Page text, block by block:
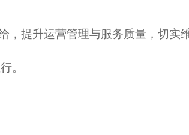
，提升运营管理与服务质量，切实
。